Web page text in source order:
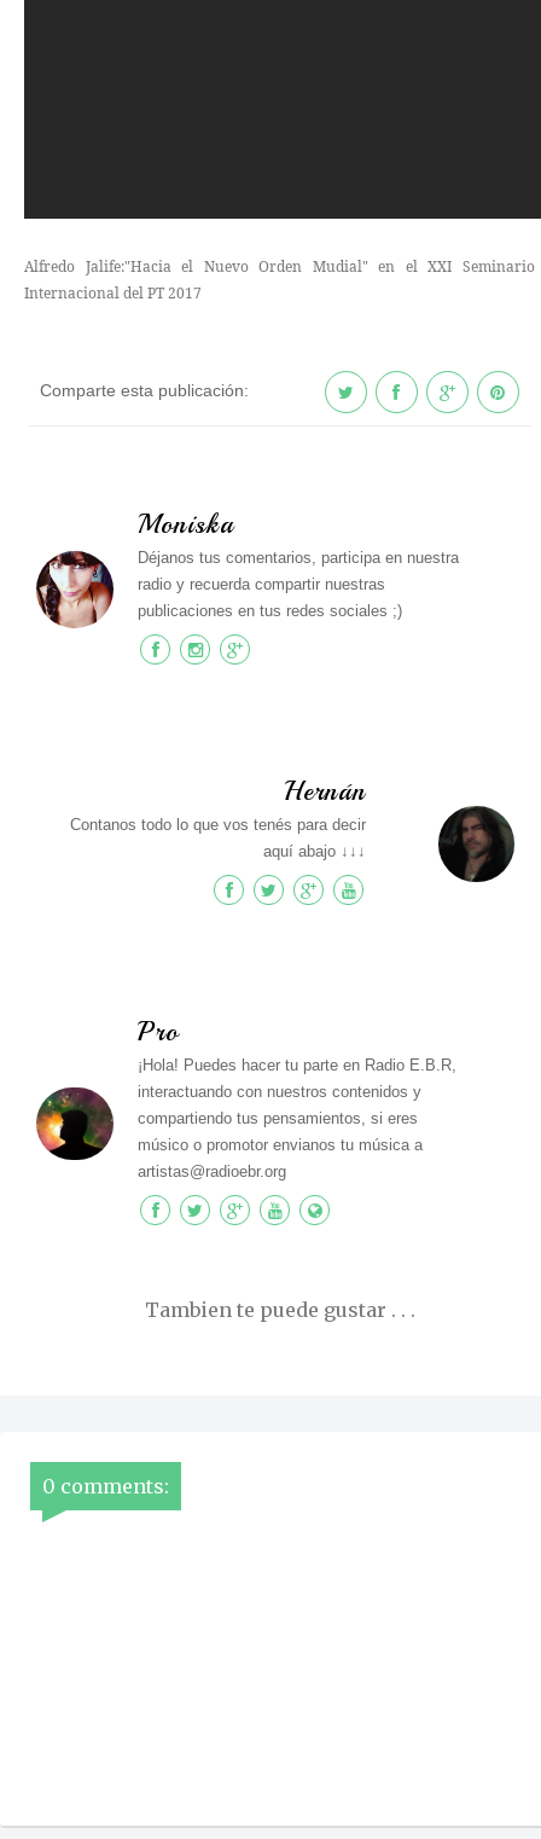
Alfredo Jalife:"Hacia el Nuevo Orden Mudial" en el XXI Seminario
Internacional del PT 2017
Comparte esta publicación:
Moniska
Déjanos tus comentarios, participa en nuestra
radio y recuerda compartir nuestras
publicaciones en tus redes sociales ;)
Hernán
Contanos todo lo que vos tenés para decir
aquí abajo ↓↓↓
Pro
¡Hola! Puedes hacer tu parte en Radio E.B.R,
interactuando con nuestros contenidos y
compartiendo tus pensamientos, si eres
músico o promotor envianos tu música a
artistas@radioebr.org
Tambien te puede gustar . . .
0 comments: